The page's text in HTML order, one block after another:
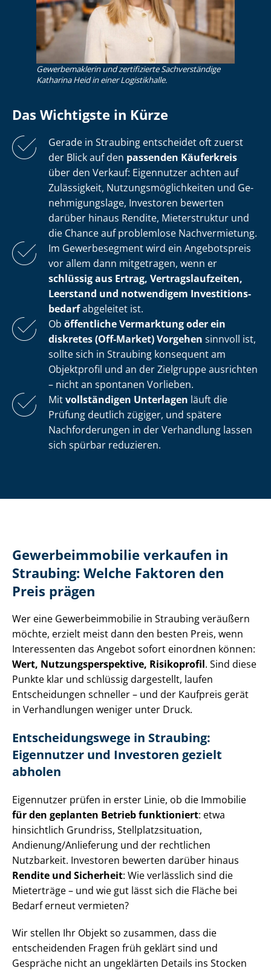
Gewerbemaklerin und zertifizierte Sachverständige
Katharina Heid in einer Logistikhalle.
Das Wichtigste in Kürze
Gerade in Straubing entscheidet oft zuerst
der Blick auf den passenden Käuferkreis
über den Verkauf: Eigennutzer achten auf
Zulässigkeit, Nut­zungs­mög­lich­kei­ten und Ge­
neh­mi­gungs­la­ge, Investoren bewerten
darüber hinaus Rendite, Mieterstruktur und
die Chance auf problemlose Nachvermietung.
Im Gewerbesegment wird ein Angebotspreis
vor allem dann mitgetragen, wenn er
schlüssig aus Ertrag, Ver­trags­lauf­zei­ten,
Leerstand und notwendigem In­ves­ti­ti­ons­
be­darfabgeleitet ist.
Ob öffentliche Vermarktung oder ein
diskretes (Off-Market) Vorgehen sinnvoll ist,
sollte sich in Straubing konsequent am
Objektprofil und an der Zielgruppe ausrichten
– nicht an spontanen Vorlieben.
Mitvollständigen Unterlagen läuft die
Prüfung deutlich zügiger, und spätere
Nachforderungen in der Verhandlung lassen
sich spürbar reduzieren.
Ge­wer­be­im­mo­bi­lie verkaufen in
Straubing: Welche Faktoren den
Preis prägen
Wer eine Ge­wer­be­im­mo­bi­lie in Straubing veräußern
möchte, erzielt meist dann den besten Preis, wenn
Interessenten das Angebot sofort einordnen können:
Wert, Nut­zungs­per­spek­ti­ve, Risikoprofil. Sind diese
Punkte klar und schlüssig dargestellt, laufen
Entscheidungen schneller – und der Kaufpreis gerät
in Verhandlungen weniger unter Druck.
Ent­schei­dungs­we­ge in Straubing:
Eigennutzer und Investoren gezielt
abholen
Eigennutzer prüfen in erster Linie, ob die Immobilie
für den geplanten Betrieb funktioniert: etwa
hinsichtlich Grundriss, Stell­platz­si­tua­ti­on,
Andienung/Anlieferung und der rechtlichen
Nutzbarkeit. Investoren bewerten darüber hinaus
Rendite und Sicherheit: Wie verlässlich sind die
Mieterträge – und wie gut lässt sich die Fläche bei
Bedarf erneut vermieten?
Wir stellen Ihr Objekt so zusammen, dass die
entscheidenden Fragen früh geklärt sind und
Gespräche nicht an ungeklärten Details ins Stocken